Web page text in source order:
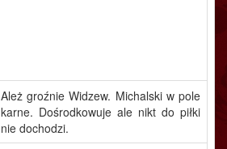
Ależ groźnie Widzew. Michalski w pole
karne. Dośrodkowuje ale nikt do piłki
nie dochodzi.